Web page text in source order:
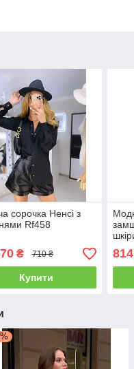
сорочка Ненсі з
Rf458
₴ 710 ₴
Купити